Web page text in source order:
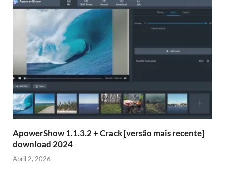
ApowerShow 1.1.3.2 + Crack [versão mais recente]
download 2024
April 2, 2026